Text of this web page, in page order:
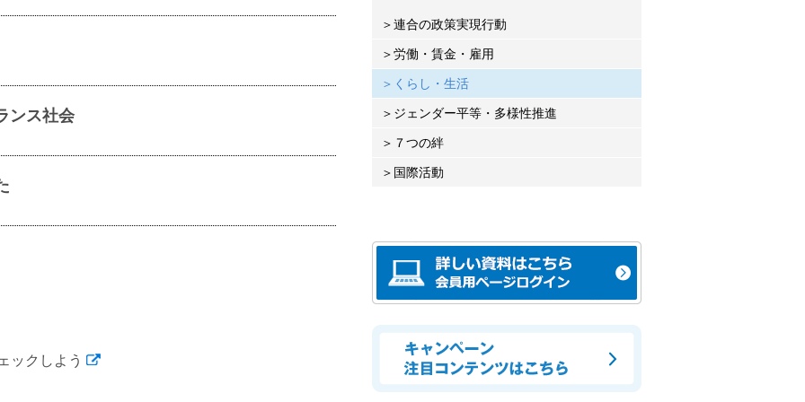
ンス社会
ックしよう
連合の政策実現行動
労働・賃金・雇用
くらし・生活
ジェンダー平等・多様性推進
７つの絆
国際活動